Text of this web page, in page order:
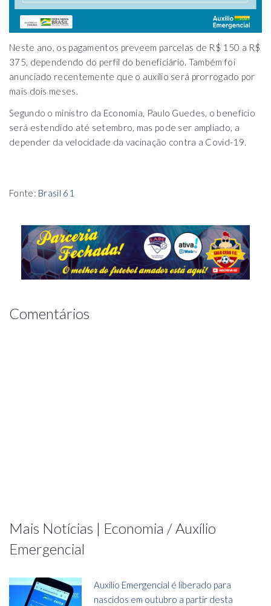
Neste ano, os pagamentos preveem parcelas de R$ 150 a R$
375, dependendo do perfil do beneficiário. Também foi
anunciado recentemente que o auxílio será prorrogado por
mais dois meses.
Segundo o ministro da Economia, Paulo Guedes, o benefício
será estendido até setembro, mas pode ser ampliado, a
depender da velocidade da vacinação contra a Covid-19.
Fonte: Brasil 61
Comentários
Mais Notícias | Economia / Auxílio
Emergencial
Auxílio Emergencial é liberado para
nascidos em outubro a partir desta